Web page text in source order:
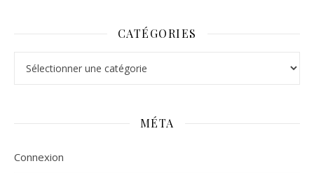
CATÉGORIES
MÉTA
Connexion